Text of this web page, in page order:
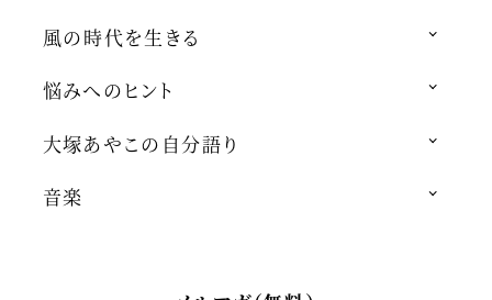
風の時代を生きる
悩みへのヒント
大塚あやこの自分語り
音楽